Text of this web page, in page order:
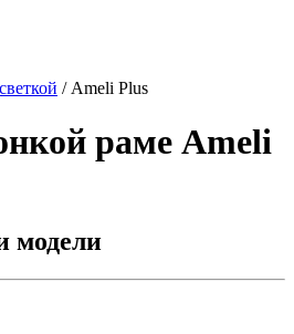
/ Ameli Plus
раме Ameli
модели